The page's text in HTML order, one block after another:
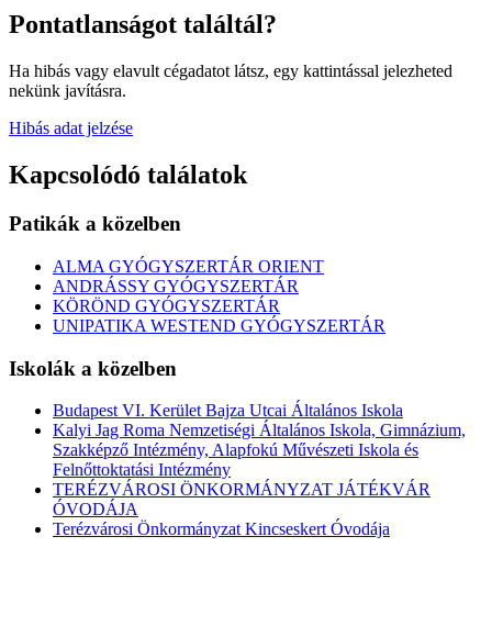
Pontatlanságot találtál?
Ha hibás vagy elavult cégadatot látsz, egy kattintással jelezheted
nekünk javításra.
Hibás adat jelzése
Kapcsolódó találatok
Patikák a közelben
ALMA GYÓGYSZERTÁR ORIENT
ANDRÁSSY GYÓGYSZERTÁR
KÖRÖND GYÓGYSZERTÁR
UNIPATIKA WESTEND GYÓGYSZERTÁR
Iskolák a közelben
Budapest VI. Kerület Bajza Utcai Általános Iskola
Kalyi Jag Roma Nemzetiségi Általános Iskola, Gimnázium,
Szakképző Intézmény, Alapfokú Művészeti Iskola és
Felnőttoktatási Intézmény
TERÉZVÁROSI ÖNKORMÁNYZAT JÁTÉKVÁR
ÓVODÁJA
Terézvárosi Önkormányzat Kincseskert Óvodája